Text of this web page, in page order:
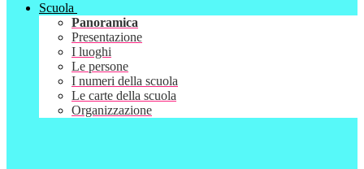
Scuola
Panoramica
Presentazione
I luoghi
Le persone
I numeri della scuola
Le carte della scuola
Organizzazione